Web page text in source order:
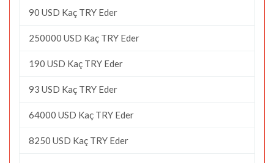
90 USD Kaç TRY Eder
250000 USD Kaç TRY Eder
190 USD Kaç TRY Eder
93 USD Kaç TRY Eder
64000 USD Kaç TRY Eder
8250 USD Kaç TRY Eder